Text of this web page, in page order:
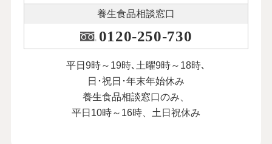
養生食品相談窓口
0120-250-730
平日9時～19時､土曜9時～18時､
日･祝日･年末年始休み
養生食品相談窓口のみ、
平日10時～16時、土日祝休み